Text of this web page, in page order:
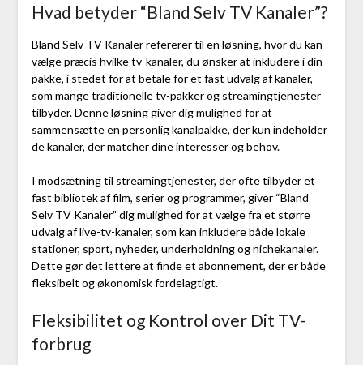
Hvad betyder “Bland Selv TV Kanaler”?
Bland Selv TV Kanaler refererer til en løsning, hvor du kan
vælge præcis hvilke tv-kanaler, du ønsker at inkludere i din
pakke, i stedet for at betale for et fast udvalg af kanaler,
som mange traditionelle tv-pakker og streamingtjenester
tilbyder. Denne løsning giver dig mulighed for at
sammensætte en personlig kanalpakke, der kun indeholder
de kanaler, der matcher dine interesser og behov.
I modsætning til streamingtjenester, der ofte tilbyder et
fast bibliotek af film, serier og programmer, giver “Bland
Selv TV Kanaler” dig mulighed for at vælge fra et større
udvalg af live-tv-kanaler, som kan inkludere både lokale
stationer, sport, nyheder, underholdning og nichekanaler.
Dette gør det lettere at finde et abonnement, der er både
fleksibelt og økonomisk fordelagtigt.
Fleksibilitet og Kontrol over Dit TV-
forbrug